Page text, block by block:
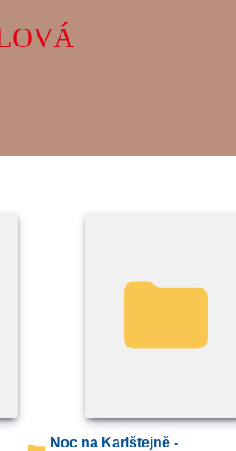
Noc na Karlštejně -